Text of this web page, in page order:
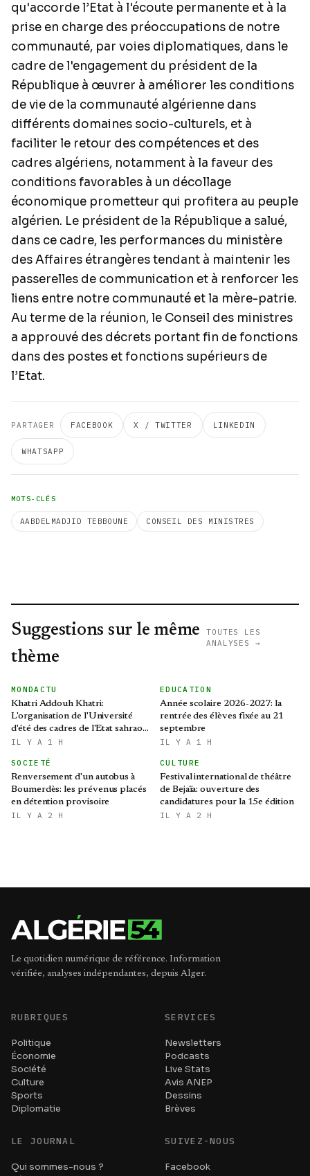
qu'accorde l’Etat à l'écoute permanente et à la
prise en charge des préoccupations de notre
communauté, par voies diplomatiques, dans le
cadre de l'engagement du président de la
République à œuvrer à améliorer les conditions
de vie de la communauté algérienne dans
différents domaines socio-culturels, et à
faciliter le retour des compétences et des
cadres algériens, notamment à la faveur des
conditions favorables à un décollage
économique prometteur qui profitera au peuple
algérien. Le président de la République a salué,
dans ce cadre, les performances du ministère
des Affaires étrangères tendant à maintenir les
passerelles de communication et à renforcer les
liens entre notre communauté et la mère-patrie.
Au terme de la réunion, le Conseil des ministres
a approuvé des décrets portant fin de fonctions
dans des postes et fonctions supérieurs de
l’Etat.
PARTAGER FACEBOOK X / TWITTER LINKEDIN
WHATSAPP
MOTS-CLÉS
AABDELMADJID TEBBOUNE CONSEIL DES MINISTRES
Suggestions sur le même
thème
TOUTES LES
ANALYSES →
MONDACTU
Khatri Addouh Khatri:
L'organisation de l'Université
d'été des cadres de l'Etat sahraoui
revêt une grande importance
IL Y A 1 H
EDUCATION
Année scolaire 2026-2027: la
rentrée des élèves fixée au 21
septembre
IL Y A 1 H
SOCIETÉ
Renversement d'un autobus à
Boumerdès: les prévenus placés
en détention provisoire
IL Y A 2 H
CULTURE
Festival international de théâtre
de Bejaïa: ouverture des
candidatures pour la 15e édition
IL Y A 2 H
Le quotidien numérique de référence. Information
vérifiée, analyses indépendantes, depuis Alger.
RUBRIQUES
Politique
Économie
Société
Culture
Sports
Diplomatie
SERVICES
Newsletters
Podcasts
Live Stats
Avis ANEP
Dessins
Brèves
LE JOURNAL
Qui sommes-nous ?
SUIVEZ-NOUS
Facebook